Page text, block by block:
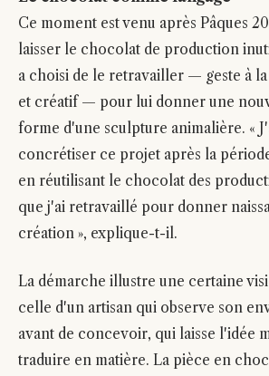
Ce moment est venu après Pâques
laisser le chocolat de production
a choisi de le retravailler — geste à
et créatif — pour lui donner une
forme d'une sculpture animalière. «
concrétiser ce projet après la
en réutilisant le chocolat des
que j'ai retravaillé pour donner
création », explique-t-il.
La démarche illustre une certaine
celle d'un artisan qui observe son
avant de concevoir, qui laisse l'idée
traduire en matière. La pièce en